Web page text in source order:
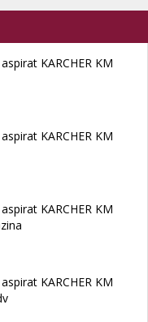
KARCHER KM
KARCHER KM
KARCHER KM
KARCHER KM